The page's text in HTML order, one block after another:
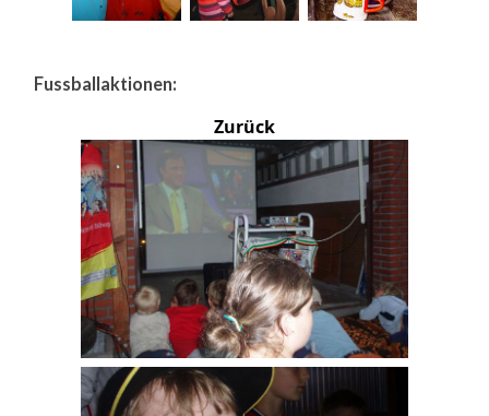
Fussballaktionen:
Zurück